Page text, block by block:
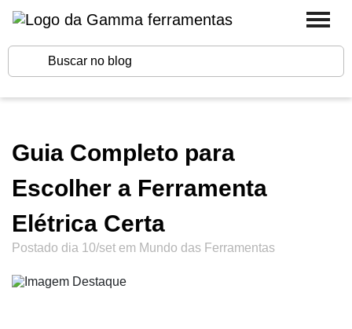
Guia Completo para
Escolher a Ferramenta
Elétrica Certa
Postado dia 10/set em Mundo das Ferramentas